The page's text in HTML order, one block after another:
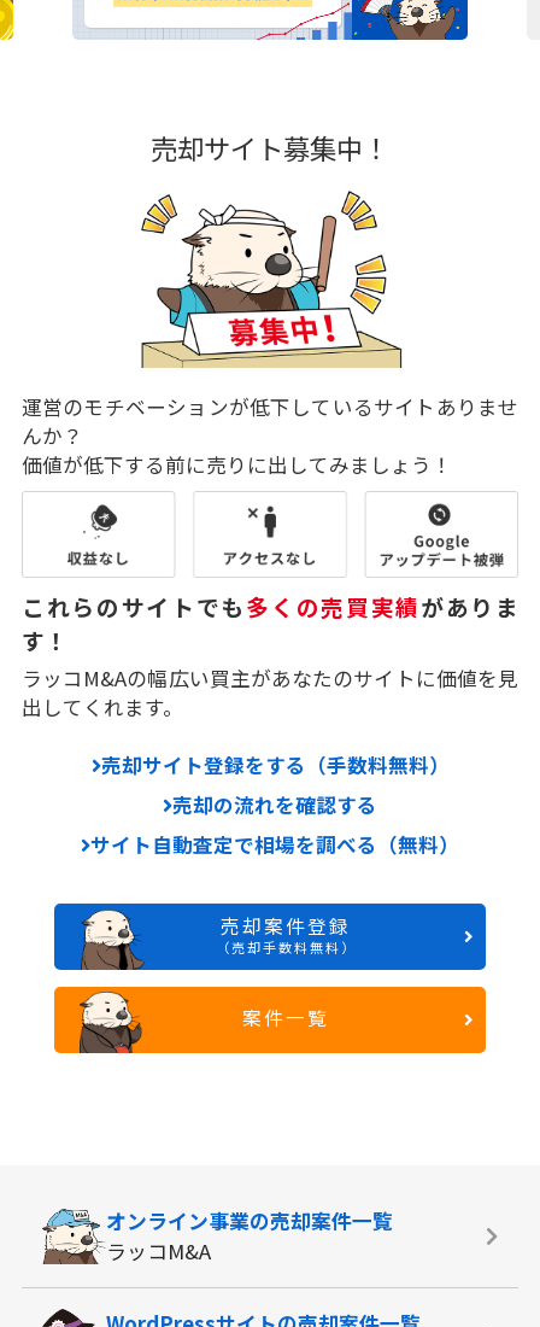
売却サイト募集中！
運営のモチベーションが低下しているサイトありませ
んか？
価値が低下する前に売りに出してみましょう！
これらのサイトでも多くの売買実績がありま
す！
ラッコM&Aの幅広い買主があなたのサイトに価値を見
出してくれます。
売却サイト登録をする（手数料無料）
売却の流れを確認する
サイト自動査定で相場を調べる（無料）
売却案件登録
（売却手数料無料）
案件一覧
オンライン事業の売却案件一覧
ラッコM&A